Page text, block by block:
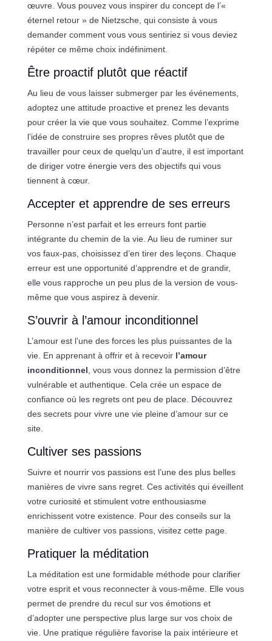
œuvre. Vous pouvez vous inspirer du concept de l’«
éternel retour » de Nietzsche, qui consiste à vous
demander comment vous vous sentiriez si vous deviez
répéter ce même choix indéfiniment.
Être proactif plutôt que réactif
Au lieu de vous laisser submerger par les événements,
adoptez une attitude proactive et prenez les devants
pour créer la vie que vous souhaitez. Comme l’exprime
l’idée de construire ses propres rêves plutôt que de
travailler pour ceux de quelqu’un d’autre, il est important
de diriger votre énergie vers des objectifs qui vous
tiennent à cœur.
Accepter et apprendre de ses erreurs
Personne n’est parfait et les erreurs font partie
intégrante du chemin de la vie. Au lieu de ruminer sur
vos faux-pas, choisissez d’en tirer des leçons. Chaque
erreur est une opportunité d’apprendre et de grandir,
elle vous rapproche un peu plus de la version de vous-
même que vous aspirez à devenir.
S’ouvrir à l’amour inconditionnel
L’amour est l’une des forces les plus puissantes de la
vie. En apprenant à offrir et à recevoir l’amour
inconditionnel, vous vous donnez la permission d’être
vulnérable et authentique. Cela crée un espace de
confiance où les regrets ont peu de place. Découvrez
des secrets pour vivre une vie pleine d’amour sur ce
site.
Cultiver ses passions
Suivre et nourrir vos passions est l’une des plus belles
manières de vivre sans regret. Ces activités qui éveillent
votre curiosité et stimulent votre enthousiasme
enrichissent votre existence. Pour des conseils sur la
manière de cultiver vos passions, visitez cette page.
Pratiquer la méditation
La méditation est une formidable méthode pour clarifier
votre esprit et vous reconnecter à vous-même. Elle vous
permet de prendre du recul sur vos émotions et
d’adopter une perspective plus large sur vos choix de
vie. Une pratique régulière favorise la paix intérieure et